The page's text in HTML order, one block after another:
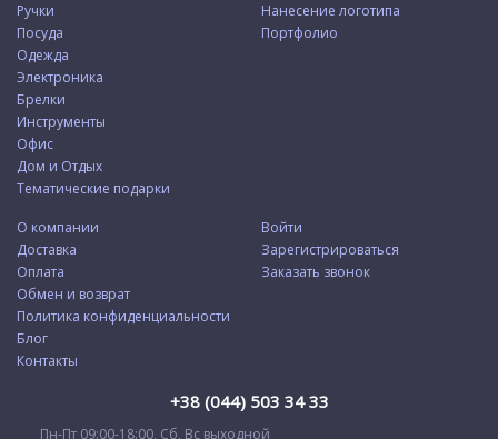
Ручки
Посуда
Одежда
Электроника
Брелки
Инструменты
Офис
Дом и Отдых
Тематические подарки
Нанесение логотипа
Портфолио
О компании
Доставка
Оплата
Обмен и возврат
Политика конфиденциальности
Блог
Контакты
Войти
Зарегистрироваться
Заказать звонок
+38 (044) 503 34 33
Пн-Пт 09:00-18:00, Сб, Вс выходной